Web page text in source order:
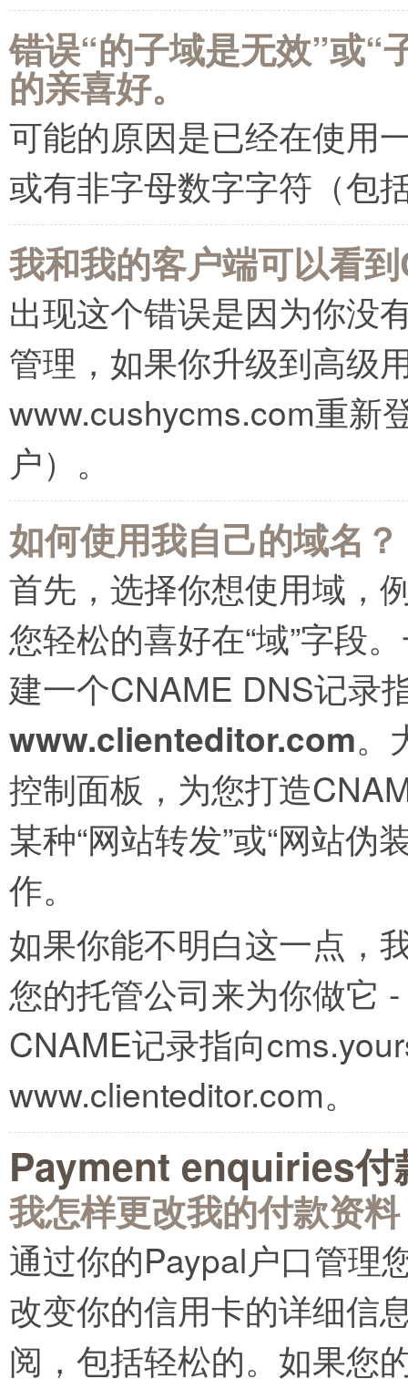
错误“的子域是无效”或“
的亲喜好。
可能的原因是已经在使用
或有非字母数字字符（包
我和我的客户端可以看
出现这个错误是因为你没
管理，如果你升级到高级
www.cushycms.com重新
户）。
如何使用我自己的域名？
首先，选择你想使用域，
您轻松的喜好在“域”字段
建一个CNAME DNS记录
www.clienteditor.com。
控制面板，为您打造
某种“网站转发”或“网站伪
作。
如果你能不明白这一点，
您的托管公司来为你做它
CNAME记录指向
www.clienteditor.com。
Payment enquiries付
我怎样更改我的付款资
通过你的Paypal户口管理
改变你的信用卡的详细信
阅，包括轻松的。如果您